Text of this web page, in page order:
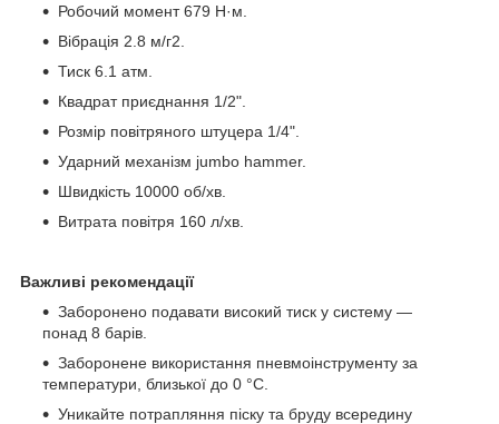
Робочий момент 679 Н·м.
Вібрація 2.8 м/г2.
Тиск 6.1 атм.
Квадрат приєднання 1/2".
Розмір повітряного штуцера 1/4".
Ударний механізм jumbo hammer.
Швидкість 10000 об/хв.
Витрата повітря 160 л/хв.
Важливі рекомендації
Заборонено подавати високий тиск у систему —
понад 8 барів.
Заборонене використання пневмоінструменту за
температури, близької до 0 °C.
Уникайте потрапляння піску та бруду всередину